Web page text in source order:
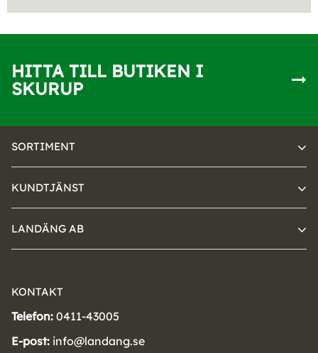
HITTA TILL BUTIKEN I
SKURUP
SORTIMENT
KUNDTJÄNST
LANDÄNG AB
KONTAKT
Telefon: 0411-43005
E-post: info@landang.se